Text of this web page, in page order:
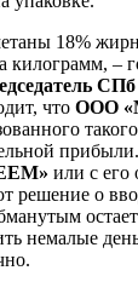
18%
килограмм, –
что ООО
или с его
решение о
немалые